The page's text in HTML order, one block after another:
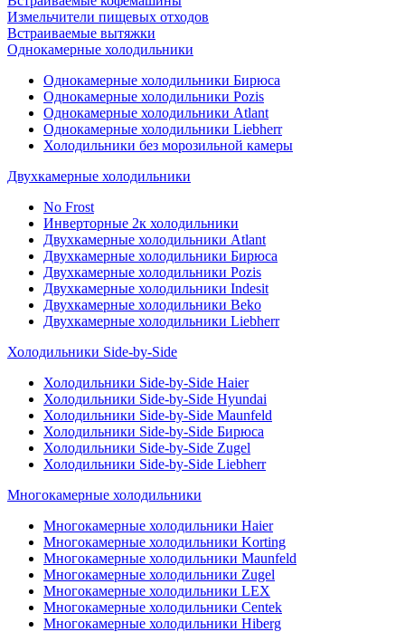
Измельчители пищевых отходов
Встраиваемые вытяжки
Однокамерные холодильники
Однокамерные холодильники Бирюса
Однокамерные холодильники Pozis
Однокамерные холодильники Atlant
Однокамерные холодильники Liebherr
Холодильники без морозильной камеры
Двухкамерные холодильники
No Frost
Инверторные 2к холодильники
Двухкамерные холодильники Atlant
Двухкамерные холодильники Бирюса
Двухкамерные холодильники Pozis
Двухкамерные холодильники Indesit
Двухкамерные холодильники Beko
Двухкамерные холодильники Liebherr
Холодильники Side-by-Side
Холодильники Side-by-Side Haier
Холодильники Side-by-Side Hyundai
Холодильники Side-by-Side Maunfeld
Холодильники Side-by-Side Бирюса
Холодильники Side-by-Side Zugel
Холодильники Side-by-Side Liebherr
Многокамерные холодильники
Многокамерные холодильники Haier
Многокамерные холодильники Korting
Многокамерные холодильники Maunfeld
Многокамерные холодильники Zugel
Многокамерные холодильники LEX
Многокамерные холодильники Centek
Многокамерные холодильники Hiberg